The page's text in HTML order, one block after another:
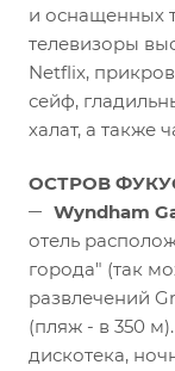
и оснащенных
телевизоры
Netflix,
сейф,
халат, а также
ОСТРОВ
Wyndham
отель
города" (так
развлечений
(пляж - в 350
дискотека,